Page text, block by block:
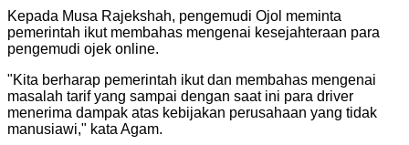
Kepada Musa Rajekshah, pengemudi Ojol meminta
pemerintah ikut membahas mengenai kesejahteraan para
pengemudi ojek online.
"Kita berharap pemerintah ikut dan membahas mengenai
masalah tarif yang sampai dengan saat ini para driver
menerima dampak atas kebijakan perusahaan yang tidak
manusiawi," kata Agam.